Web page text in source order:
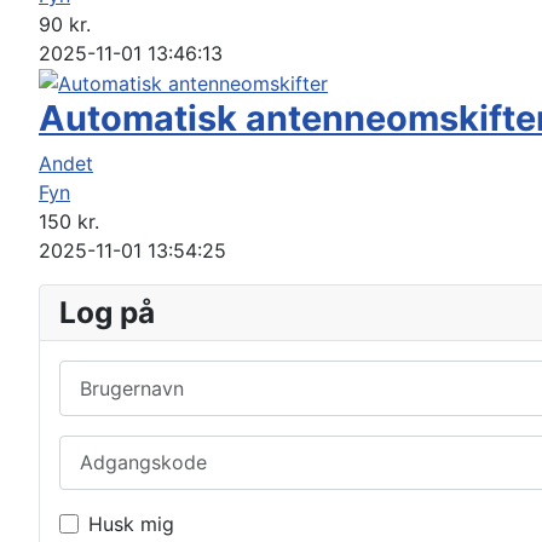
90 kr.
2025-11-01 13:46:13
Automatisk
Andet
Fyn
150 kr.
2025-11-01 13:54:25
Log på
Husk mig